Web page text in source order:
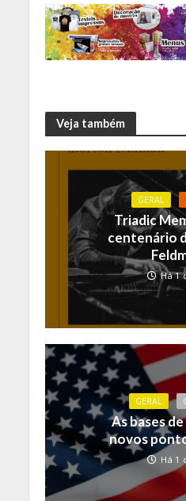
Veja também
GERAL
Triadic
centenário
Há 1
GERAL
As bases
novos
Há 1